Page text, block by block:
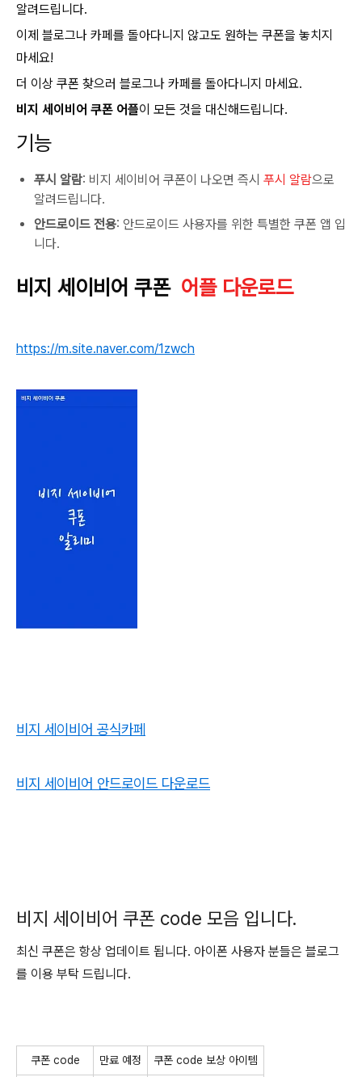
알려드립니다.
이제 블로그나 카페를 돌아다니지 않고도 원하는 쿠폰을 놓치지
마세요!
더 이상 쿠폰 찾으러 블로그나 카페를 돌아다니지 마세요.
비지 세이비어 쿠폰 어플이 모든 것을 대신해드립니다.
기능
푸시 알람: 비지 세이비어 쿠폰이 나오면 즉시 푸시 알람으로
알려드립니다.
안드로이드 전용: 안드로이드 사용자를 위한 특별한 쿠폰 앱 입
니다.
비지 세이비어 쿠폰 어플 다운로드
https://m.site.naver.com/1zwch
비지 세이비어 공식카페
비지 세이비어 안드로이드 다운로드
비지 세이비어 쿠폰 code 모음 입니다.
최신 쿠폰은 항상 업데이트 됩니다. 아이폰 사용자 분들은 블로그
를 이용 부탁 드립니다.
쿠폰 code 만료 예정 쿠폰 code 보상 아이템